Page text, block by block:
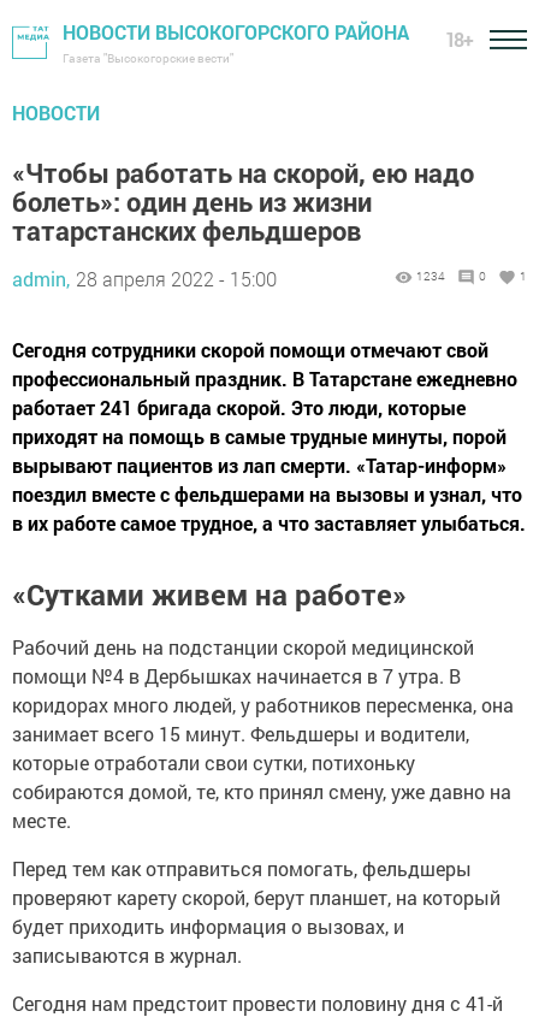
НОВОСТИ ВЫСОКОГОРСКОГО РАЙОНА
Газета "Высокогорские вести"
18+
НОВОСТИ
«Чтобы работать на скорой, ею надо
болеть»: один день из жизни
татарстанских фельдшеров
admin, 28 апреля 2022 - 15:00 1234 0 1
Сегодня сотрудники скорой помощи отмечают свой
профессиональный праздник. В Татарстане ежедневно
работает 241 бригада скорой. Это люди, которые
приходят на помощь в самые трудные минуты, порой
вырывают пациентов из лап смерти. «Татар-информ»
поездил вместе с фельдшерами на вызовы и узнал, что
в их работе самое трудное, а что заставляет улыбаться.
«Сутками живем на работе»
Рабочий день на подстанции скорой медицинской
помощи №4 в Дербышках начинается в 7 утра. В
коридорах много людей, у работников пересменка, она
занимает всего 15 минут. Фельдшеры и водители,
которые отработали свои сутки, потихоньку
собираются домой, те, кто принял смену, уже давно на
месте.
Перед тем как отправиться помогать, фельдшеры
проверяют карету скорой, берут планшет, на который
будет приходить информация о вызовах, и
записываются в журнал.
Сегодня нам предстоит провести половину дня с 41-й